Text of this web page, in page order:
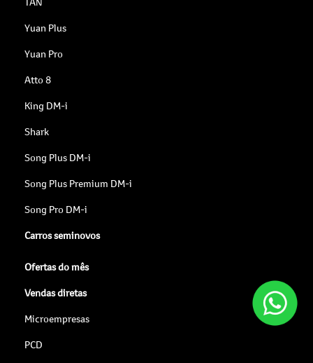
Yuan Plus
Yuan Pro
Atto 8
King DM-i
Shark
Song Plus DM-i
Song Plus Premium DM-i
Song Pro DM-i
Carros seminovos
Ofertas do mês
Vendas diretas
Microempresas
PCD